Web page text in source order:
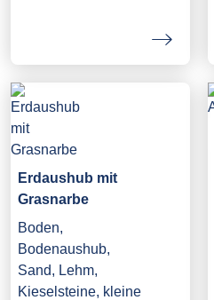
Erdaushub mit
Grasnarbe
Boden,
Bodenaushub,
Sand, Lehm,
Kieselsteine, kleine